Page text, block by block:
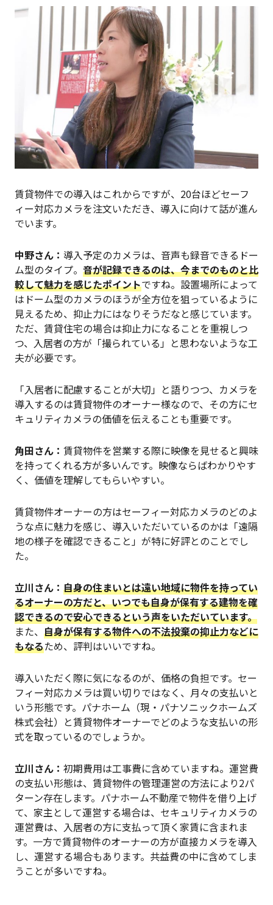
賃貸物件での導入はこれからですが、20台ほどセーフ
ィー対応カメラを注文いただき、導入に向けて話が進ん
でいます。
中野さん： 導入予定のカメラは、音声も録音できるドー
ム型のタイプ。 音が記録できるのは、今までのものと比
較して魅力を感じたポイントですね。設置場所によって
はドーム型のカメラのほうが全方位を狙っているように
見えるため、抑止力にはなりそうだなと感じています。
ただ、賃貸住宅の場合は抑止力になることを重視しつ
つ、入居者の方が「撮られている」と思わないような工
夫が必要です。
「入居者に配慮することが大切」と語りつつ、カメラを
導入するのは賃貸物件のオーナー様なので、その方にセ
キュリティカメラの価値を伝えることも重要です。
角田さん： 賃貸物件を営業する際に映像を見せると興味
を持ってくれる方が多いんです。映像ならばわかりやす
く、価値を理解してもらいやすい。
賃貸物件オーナーの方はセーフィー対応カメラのどのよ
うな点に魅力を感じ、導入いただいているのかは「遠隔
地の様子を確認できること」が特に好評とのことでし
た。
立川さん： 自身の住まいとは遠い地域に物件を持ってい
るオーナーの方だと、いつでも自身が保有する建物を確
認できるので安心できるという声をいただいています。
また、 自身が保有する物件への不法投棄の抑止力などに
もなるため、評判はいいですね。
導入いただく際に気になるのが、価格の負担です。セー
フィー対応カメラは買い切りではなく、月々の支払いと
いう形態です。パナホーム（現・パナソニックホームズ
株式会社）と賃貸物件オーナーでどのような支払いの形
式を取っているのでしょうか。
立川さん： 初期費用は工事費に含めていますね。運営費
の支払い形態は、賃貸物件の管理運営の方法により2パ
ターン存在します。パナホーム不動産で物件を借り上げ
て、家主として運営する場合は、セキュリティカメラの
運営費は、入居者の方に支払って頂く家賃に含まれま
す。一方で賃貸物件のオーナーの方が直接カメラを導入
し、運営する場合もあります。共益費の中に含めてしま
うことが多いですね。